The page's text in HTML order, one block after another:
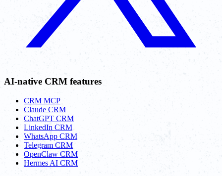
AI-native CRM features
CRM MCP
Claude CRM
ChatGPT CRM
LinkedIn CRM
WhatsApp CRM
Telegram CRM
OpenClaw CRM
Hermes AI CRM